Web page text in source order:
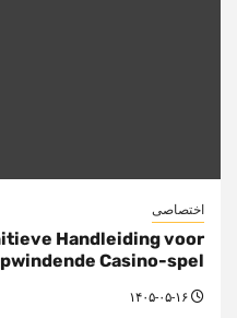
اختصاصی
Handleiding voor
Casino-spel